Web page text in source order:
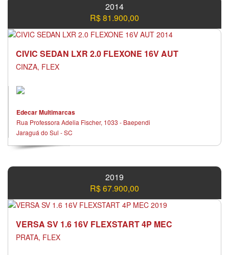
2014
R$ 81.900,00
CIVIC SEDAN LXR 2.0 FLEXONE 16V AUT
CINZA, FLEX
Edecar Multimarcas
Rua Professora Adelia Fischer, 1033 - Baependi
Jaraguá do Sul - SC
2019
R$ 67.900,00
VERSA SV 1.6 16V FLEXSTART 4P MEC
PRATA, FLEX